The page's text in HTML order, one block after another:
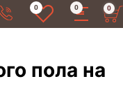
0 0 0
пола на